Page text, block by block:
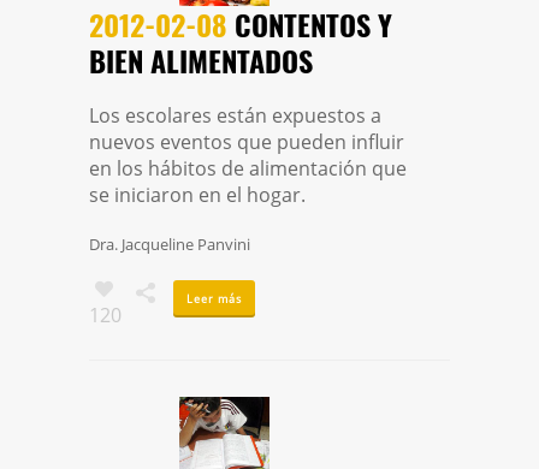
2012-02-08 CONTENTOS Y
BIEN ALIMENTADOS
Los escolares están expuestos a
nuevos eventos que pueden influir
en los hábitos de alimentación que
se iniciaron en el hogar.
Dra. Jacqueline Panvini
120
Leer más